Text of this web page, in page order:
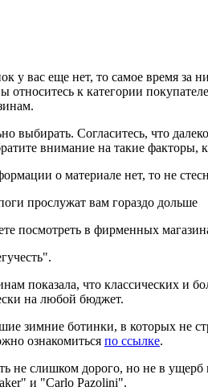
вас еще нет, то самое время за
к категории
Согласитесь, что
внимание на такие факторы,
о материале нет, то не
прослужат вам гораздо дольше
посмотреть в фирменных
показала, что классических и
на любой бюджет.
зимние ботинки, в которых
ознакомиться по ссылке.
не слишком дорого, но не в
и "Carlo Pazolini".